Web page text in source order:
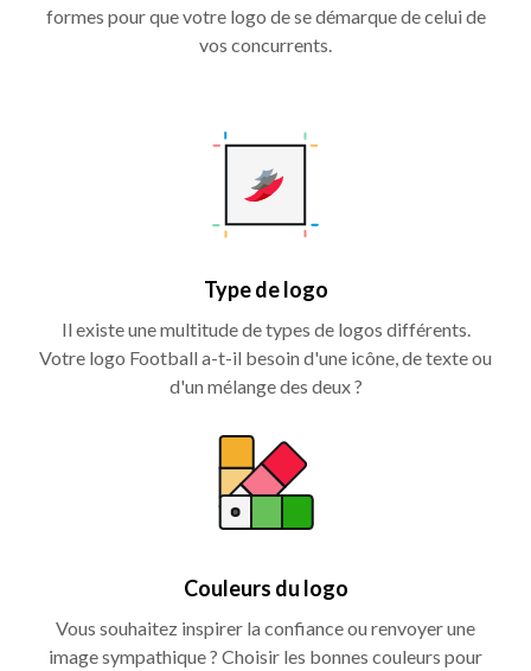
formes pour que votre logo de se démarque de celui de
vos concurrents.
Type de logo
Il existe une multitude de types de logos différents.
Votre logo Football a-t-il besoin d'une icône, de texte ou
d'un mélange des deux ?
Couleurs du logo
Vous souhaitez inspirer la confiance ou renvoyer une
image sympathique ? Choisir les bonnes couleurs pour